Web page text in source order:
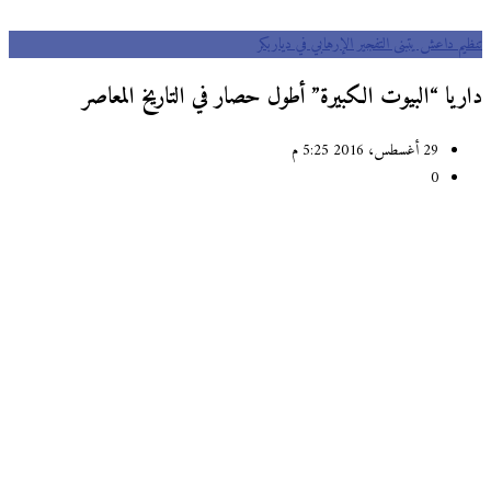
تنظيم داعش يتبنى التفجير الإرهابي في دياربكر
داريا “البيوت الكبيرة” أطول حصار في التاريخ المعاصر
29 أغسطس، 2016 5:25 م